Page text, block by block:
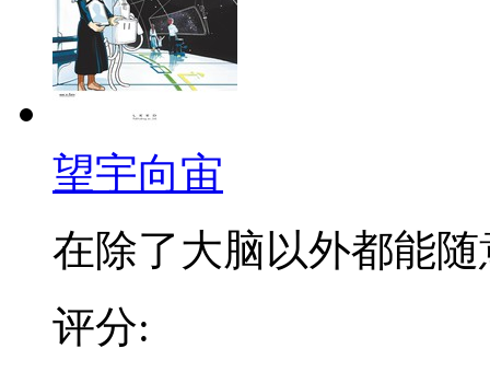
望宇向宙
在除了大脑以外都能随
评分: